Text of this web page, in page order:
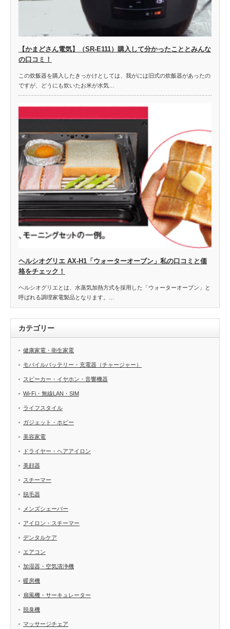
【かまどさん電気】（SR-E111）購入して分かったこととみんな
の口コミ！
この炊飯器を購入したきっかけとしては、我がには旧式の炊飯器があったの
ですが、どうにも炊いたお米が水気…
ヘルシオグリエ AX-H1「ウォーターオーブン」私の口コミと価
格をチェック！
ヘルシオグリエとは、水蒸気加熱方式を採用した「ウォーターオーブン」と
呼ばれる調理家電製品となります。…
カテゴリー
健康家電・衛生家電
モバイルバッテリー・充電器（チャージャー）
スピーカー・イヤホン・音響機器
Wi-Fi・無線LAN・SIM
ライフスタイル
ガジェット・ホビー
美容家電
ドライヤー・ヘアアイロン
美顔器
スチーマー
脱毛器
メンズシェーバー
アイロン・スチーマー
デンタルケア
エアコン
加湿器・空気清浄機
暖房機
扇風機・サーキュレーター
脱臭機
マッサージチェア